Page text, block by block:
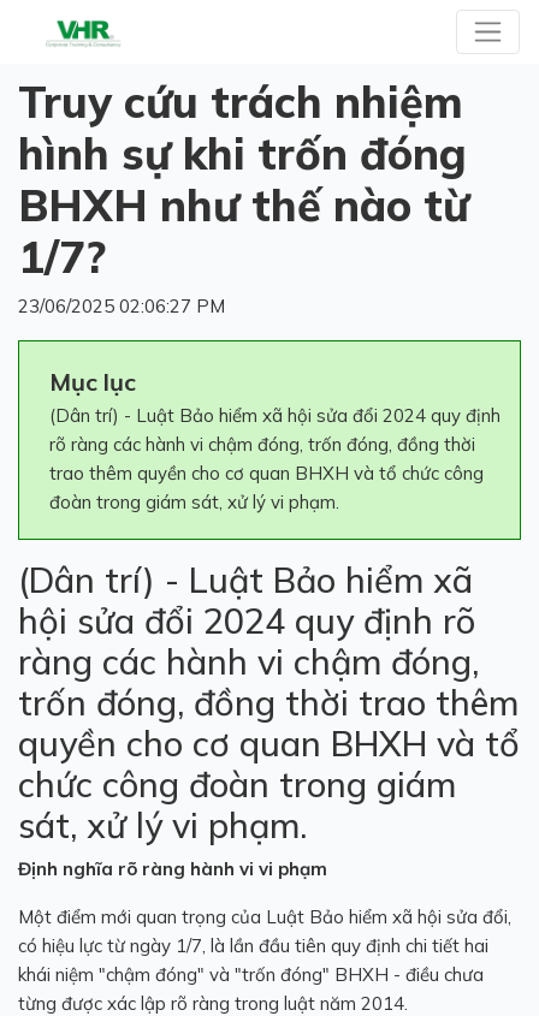
Truy cứu trách nhiệm
hình sự khi trốn đóng
BHXH như thế nào từ
1/7?
23/06/2025 02:06:27 PM
Mục lục
(Dân trí) - Luật Bảo hiểm xã hội sửa đổi 2024 quy định
rõ ràng các hành vi chậm đóng, trốn đóng, đồng thời
trao thêm quyền cho cơ quan BHXH và tổ chức công
đoàn trong giám sát, xử lý vi phạm.
(Dân trí) - Luật Bảo hiểm xã
hội sửa đổi 2024 quy định rõ
ràng các hành vi chậm đóng,
trốn đóng, đồng thời trao thêm
quyền cho cơ quan BHXH và tổ
chức công đoàn trong giám
sát, xử lý vi phạm.
Định nghĩa rõ ràng hành vi vi phạm
Một điểm mới quan trọng của Luật Bảo hiểm xã hội sửa đổi,
có hiệu lực từ ngày 1/7, là lần đầu tiên quy định chi tiết hai
khái niệm "chậm đóng" và "trốn đóng" BHXH - điều chưa
từng được xác lập rõ ràng trong luật năm 2014.